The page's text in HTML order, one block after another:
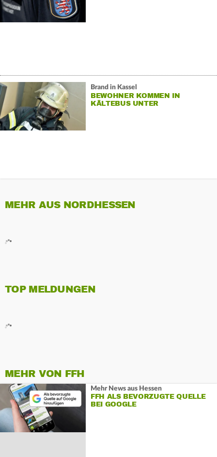
Brand in Kassel
BEWOHNER KOMMEN IN
KÄLTEBUS UNTER
MEHR AUS NORDHESSEN
TOP MELDUNGEN
MEHR VON FFH
Mehr News aus Hessen
FFH ALS BEVORZUGTE QUELLE
BEI GOOGLE